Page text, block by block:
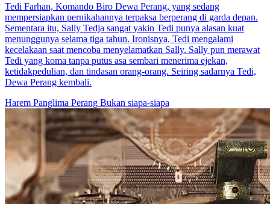
Tedi Farhan, Komando Biro Dewa Perang, yang sedang
mempersiapkan pernikahannya terpaksa berperang di garda depan.
Sementara itu, Sally Tedja sangat yakin Tedi punya alasan kuat
menunggunya selama tiga tahun. Ironisnya, Tedi mengalami
kecelakaan saat mencoba menyelamatkan Sally. Sally pun merawat
Tedi yang koma tanpa putus asa sembari menerima ejekan,
ketidakpedulian, dan tindasan orang-orang. Seiring sadarnya Tedi,
Dewa Perang kembali.
Harem Panglima Perang Bukan siapa-siapa